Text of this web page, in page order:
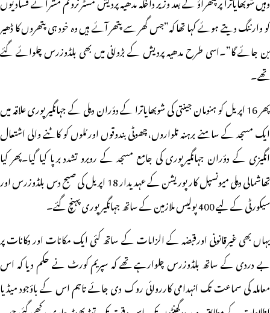
کو وارننگ دیتے ہوئے کہا تھا کہ”جس گھر سے پتھر آئے ہیں وہ خود ہی پتھروں کا ڈھیر
بن جائے گا”۔اسی طرح مدھیہ پردیش کے بڑوانی میں بھی بلڈوزرس چلوائے گئے
تھے۔
پھر 16 اپریل کو ہنومان جینتی کی شوبھایاترا کے دؤران دہلی کے جہانگیرپوری علاقہ میں
ایک مسجد کے سامنے برہنہ تلواروں،چھوٹی بندوقوں اور مُلوں کو کاٹنے والی اشتعال
انگیزی کے دؤران جہانگیرپوری کی جامع مسجد کے روبرو تشدد برپا کیا گیا۔پھر کیا
تھاشمالی دہلی میونسپل کارپوریشن کے عہدیدار 18 اپریل کی صبح دس بلڈوزرس اور
سیکورٹی کے لیے 400 پولیس ملازمین کے ساتھ جہانگیرپوری پہنچ گئے۔
یہاں بھی غیرقانونی اورقبضہ کے الزامات کے ساتھ کئی ایک مکانات اور دکانات پر
بے دردی کے ساتھ بلڈوزرس چلوارہے تھے کہ سپریم کورٹ نے حکم دیا کہ اس
معاملہ کی سماعت تک انہدامی کارروائی روک دی جائے تاہم اس کے باؤجود میڈیا